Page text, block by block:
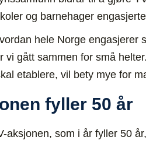
og barnehager
hele Norge engasjerer
vi gått sammen for små
etablere, vil bety mye for
fyller 50 år
aksjonen, som i år fyller 50